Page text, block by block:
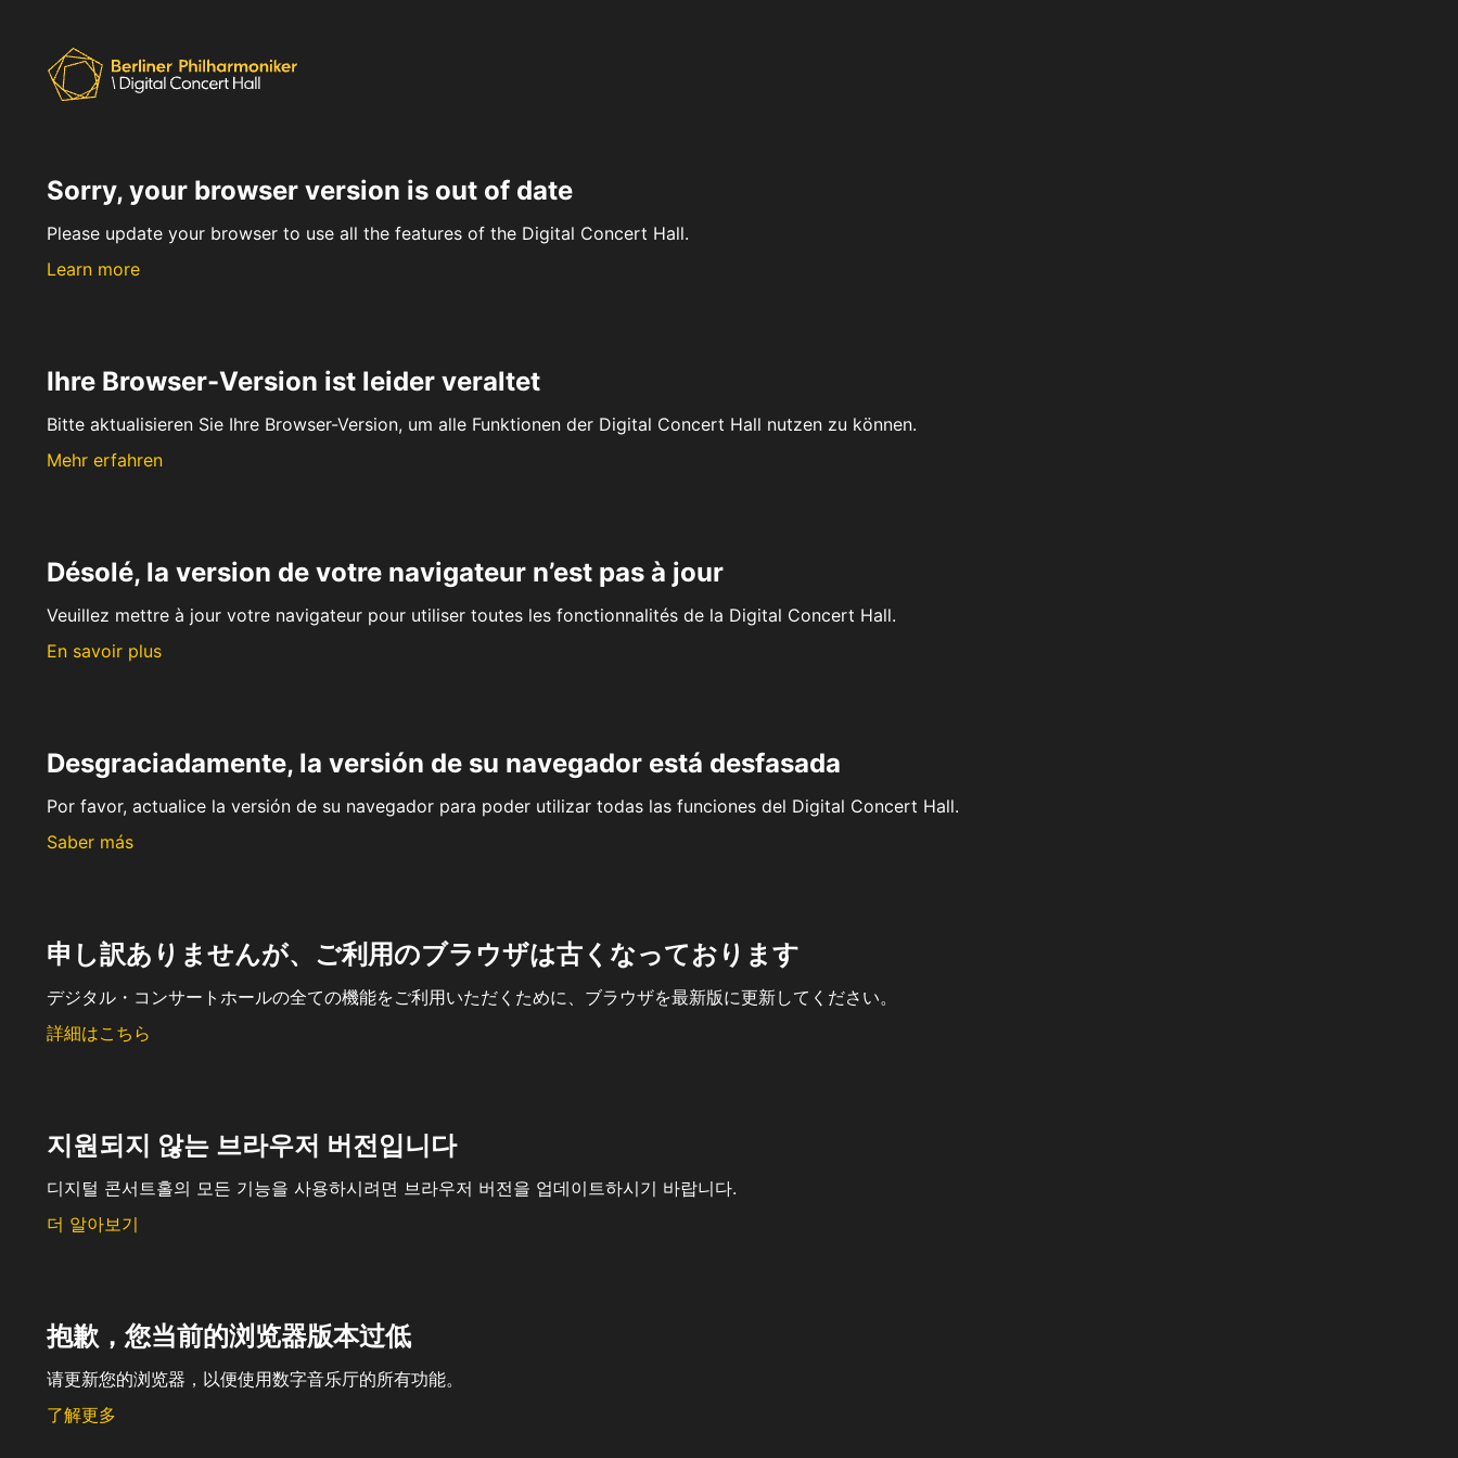
Sorry, your browser version is out of date
Please update your browser to use all the features of the Digital Concert Hall.
Learn more
Ihre Browser-Version ist leider veraltet
Bitte aktualisieren Sie Ihre Browser-Version, um alle Funktionen der Digital Concert Hall nutzen zu können.
Mehr erfahren
Désolé, la version de votre navigateur n’est pas à jour
Veuillez mettre à jour votre navigateur pour utiliser toutes les fonctionnalités de la Digital Concert Hall.
En savoir plus
Desgraciadamente, la versión de su navegador está desfasada
Por favor, actualice la versión de su navegador para poder utilizar todas las funciones del Digital Concert Hall.
Saber más
申し訳ありませんが、ご利用のブラウザは古くなっております
デジタル・コンサートホールの全ての機能をご利用いただくために、ブラウザを最新版に更新してください。
詳細はこちら
지원되지 않는 브라우저 버전입니다
디지털 콘서트홀의 모든 기능을 사용하시려면 브라우저 버전을 업데이트하시기 바랍니다.
더 알아보기
抱歉，您当前的浏览器版本过低
请更新您的浏览器，以便使用数字音乐厅的所有功能。
了解更多